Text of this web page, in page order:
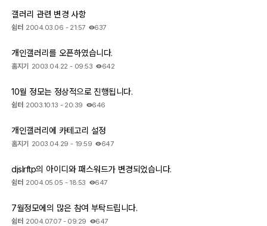
가입인사
출사 정보
출사 소식
출사 포인트
맛집 / 멋집
djslr 소개
갤러리 관련 변경 사항
쉼터 2004.03.06 - 21:57 637
개인갤러리를 오픈하였습니다.
홈지기 2003.04.22 - 09:53 642
10월 정모는 정상적으로 진행됩니다.
쉼터 2003.10.13 - 20:39 646
개인갤러리에 카테고리 설정
홈지기 2003.04.29 - 19:59 647
djslrftp의 아이디와 패스워드가 변경되었습니다.
쉼터 2004.05.05 - 18:53 647
7월정모에의 많은 참여 부탁드립니다.
쉼터 2004.07.07 - 09:29 647